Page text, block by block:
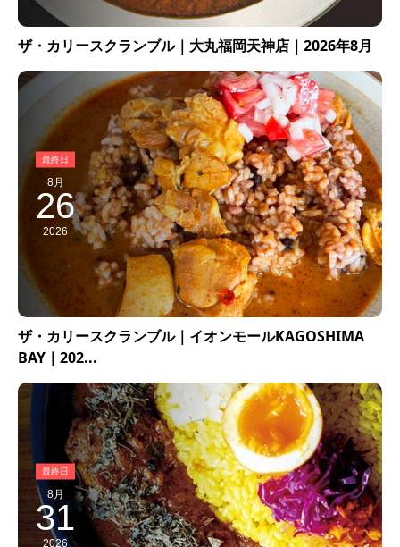
ザ・カリースクランブル｜大丸福岡天神店｜2026年8月
8月
26
2026
ザ・カリースクランブル｜イオンモールKAGOSHIMA
BAY｜202...
8月
31
2026